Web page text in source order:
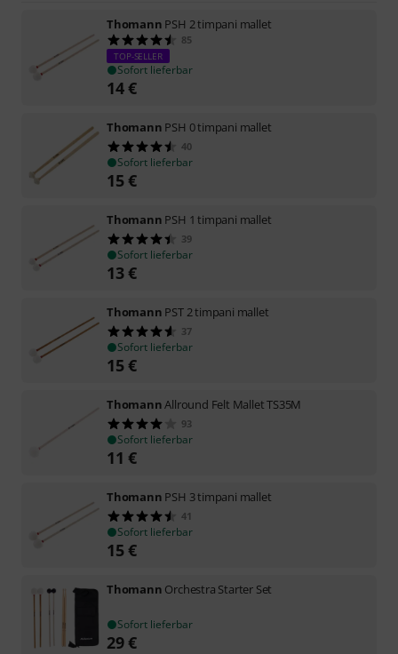
Thomann PSH 2 timpani mallet
85
TOP-SELLER
Sofort lieferbar
14€
Thomann PSH 0 timpani mallet
40
Sofort lieferbar
15€
Thomann PSH 1 timpani mallet
39
Sofort lieferbar
13€
Thomann PST 2 timpani mallet
37
Sofort lieferbar
15€
ThomannAllround Felt Mallet TS35M
93
Sofort lieferbar
11 €
Thomann PSH 3 timpani mallet
41
Sofort lieferbar
15€
Thomann Orchestra Starter Set
Sofort lieferbar
29€